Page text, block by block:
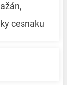
cesnaku